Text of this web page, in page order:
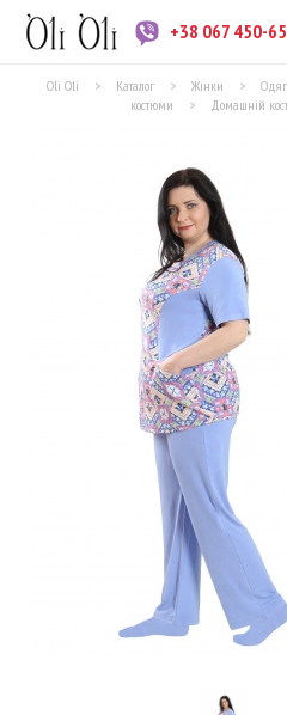
+38 067 450-
Oli Oli > Каталог > Жінки >
костюми
> Домашній